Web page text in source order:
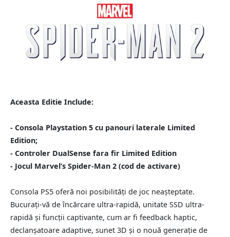
Aceasta Editie Include:
- Consola Playstation 5 cu panouri laterale Limited
Edition;
- Controler DualSense fara fir Limited Edition
- Jocul Marvel’s Spider-Man 2 (cod de activare)
Consola PS5 oferă noi posibilități de joc neașteptate.
Bucurați-vă de încărcare ultra-rapidă, unitate SSD ultra-
rapidă și funcții captivante, cum ar fi feedback haptic,
declanșatoare adaptive, sunet 3D și o nouă generație de